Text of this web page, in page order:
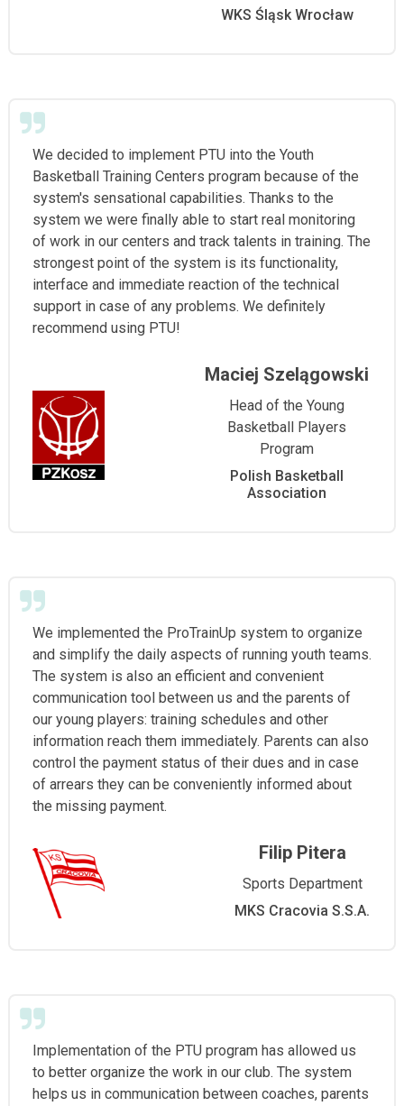
WKS Śląsk Wrocław
We decided to implement PTU into the Youth
Basketball Training Centers program because of the
system's sensational capabilities. Thanks to the
system we were finally able to start real monitoring
of work in our centers and track talents in training. The
strongest point of the system is its functionality,
interface and immediate reaction of the technical
support in case of any problems. We definitely
recommend using PTU!
Maciej Szelągowski
Head of the Young
Basketball Players
Program
Polish Basketball
Association
We implemented the ProTrainUp system to organize
and simplify the daily aspects of running youth teams.
The system is also an efficient and convenient
communication tool between us and the parents of
our young players: training schedules and other
information reach them immediately. Parents can also
control the payment status of their dues and in case
of arrears they can be conveniently informed about
the missing payment.
Filip Pitera
Sports Department
MKS Cracovia S.S.A.
Implementation of the PTU program has allowed us
to better organize the work in our club. The system
helps us in communication between coaches, parents